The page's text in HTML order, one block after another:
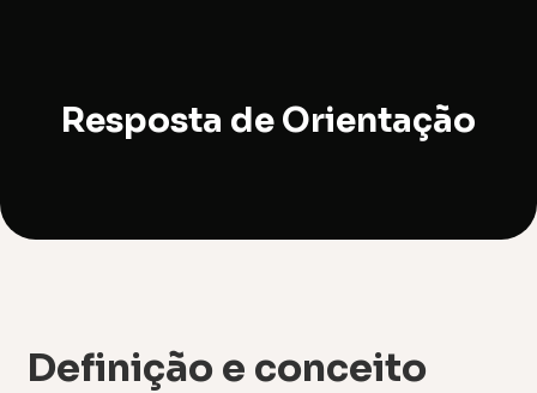
Resposta de Orientação
Definição e conceito